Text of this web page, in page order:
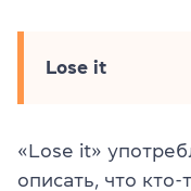
Lose it
«Lose it»
описать, что кто-